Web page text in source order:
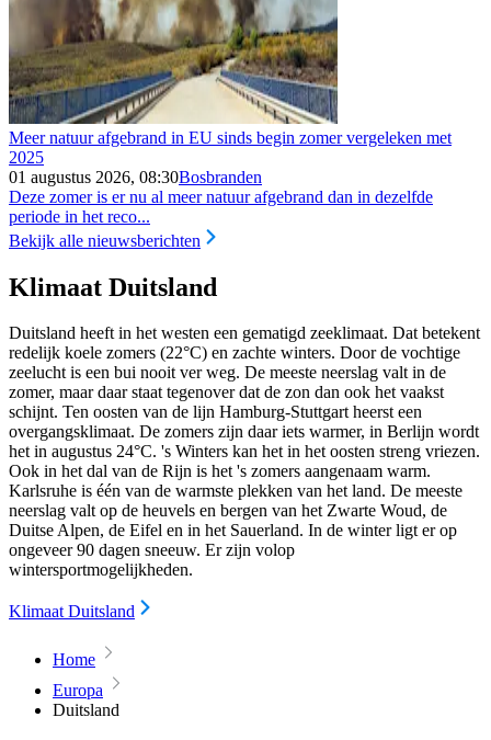
Meer natuur afgebrand in EU sinds begin zomer vergeleken met
2025
01 augustus 2026, 08:30Bosbranden
Deze zomer is er nu al meer natuur afgebrand dan in dezelfde
periode in het reco...
Bekijk alle nieuwsberichten
Klimaat Duitsland
Duitsland heeft in het westen een gematigd zeeklimaat. Dat betekent
redelijk koele zomers (22°C) en zachte winters. Door de vochtige
zeelucht is een bui nooit ver weg. De meeste neerslag valt in de
zomer, maar daar staat tegenover dat de zon dan ook het vaakst
schijnt. Ten oosten van de lijn Hamburg-Stuttgart heerst een
overgangsklimaat. De zomers zijn daar iets warmer, in Berlijn wordt
het in augustus 24°C. 's Winters kan het in het oosten streng vriezen.
Ook in het dal van de Rijn is het 's zomers aangenaam warm.
Karlsruhe is één van de warmste plekken van het land. De meeste
neerslag valt op de heuvels en bergen van het Zwarte Woud, de
Duitse Alpen, de Eifel en in het Sauerland. In de winter ligt er op
ongeveer 90 dagen sneeuw. Er zijn volop
wintersportmogelijkheden.
Klimaat Duitsland
Home
Europa
Duitsland